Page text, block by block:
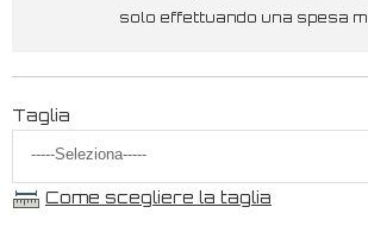
solo effettuando una spesa
Taglia
Come scegliere la taglia